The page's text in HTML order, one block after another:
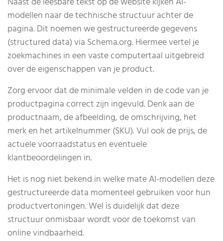
modellen naar de technische structuur achter de
pagina. Dit noemen we gestructureerde gegevens
(structured data) via Schema.org. Hiermee vertel je
zoekmachines in een vaste computertaal uitgebreid
over de eigenschappen van je product.
Zorg ervoor dat de minimale velden in de code van je
productpagina correct zijn ingevuld. Denk aan de
productnaam, de afbeelding, de omschrijving, het
merk en het artikelnummer (SKU). Vul ook de prijs, de
actuele voorraadstatus en eventuele
klantbeoordelingen in.
Het is nog niet bekend in welke mate AI-modellen deze
gestructureerde data momenteel gebruiken voor hun
productvertoningen. Wel is duidelijk dat deze
structuur onmisbaar wordt voor de toekomst van
online vindbaarheid.